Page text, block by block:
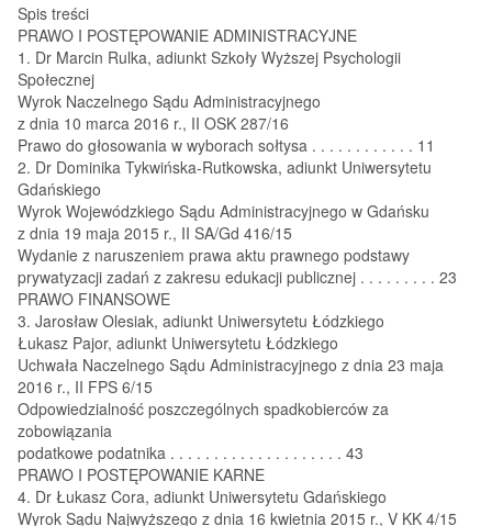
Spis treści
PRAWO I POSTĘPOWANIE ADMINISTRACYJNE
1. Dr Marcin Rulka, adiunkt Szkoły Wyższej Psychologii
Społecznej
Wyrok Naczelnego Sądu Administracyjnego
z dnia 10 marca 2016 r., II OSK 287/16
Prawo do głosowania w wyborach sołtysa . . . . . . . . . . . . 11
2. Dr Dominika Tykwińska-Rutkowska, adiunkt Uniwersytetu
Gdańskiego
Wyrok Wojewódzkiego Sądu Administracyjnego w Gdańsku
z dnia 19 maja 2015 r., II SA/Gd 416/15
Wydanie z naruszeniem prawa aktu prawnego podstawy
prywatyzacji zadań z zakresu edukacji publicznej . . . . . . . . . 23
PRAWO FINANSOWE
3. Jarosław Olesiak, adiunkt Uniwersytetu Łódzkiego
Łukasz Pajor, adiunkt Uniwersytetu Łódzkiego
Uchwała Naczelnego Sądu Administracyjnego z dnia 23 maja
2016 r., II FPS 6/15
Odpowiedzialność poszczególnych spadkobierców za
zobowiązania
podatkowe podatnika . . . . . . . . . . . . . . . . . . . . 43
PRAWO I POSTĘPOWANIE KARNE
4. Dr Łukasz Cora, adiunkt Uniwersytetu Gdańskiego
Wyrok Sądu Najwyższego z dnia 16 kwietnia 2015 r., V KK 4/15